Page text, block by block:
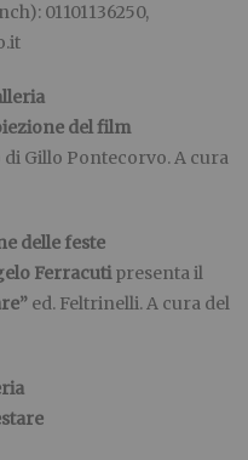
01101136250,
del film
Gillo Pontecorvo. A cura
delle feste
Ferracutipresenta il
ed. Feltrinelli. A cura del